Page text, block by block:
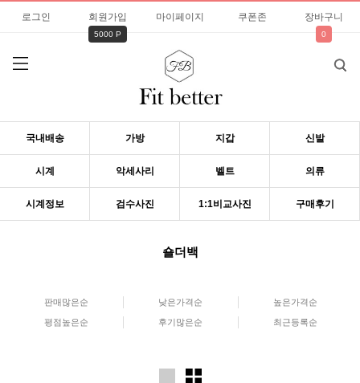
로그인 회원가입
5000 P
마이페이지 쿠폰존 장바구니
0
국내배송 가방 지갑 신발
시계 악세사리 벨트 의류
시계정보 검수사진 1:1비교사진 구매후기
숄더백
판매많은순 낮은가격순 높은가격순
평점높은순 후기많은순 최근등록순